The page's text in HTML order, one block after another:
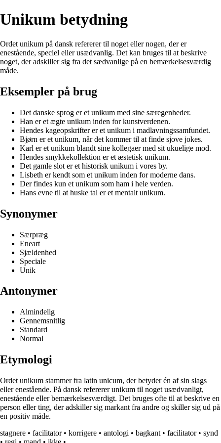
Unikum betydning
Ordet unikum på dansk refererer til noget eller nogen, der er
enestående, speciel eller usædvanlig. Det kan bruges til at beskrive
noget, der adskiller sig fra det sædvanlige på en bemærkelsesværdig
måde.
Eksempler på brug
Det danske sprog er et unikum med sine særegenheder.
Han er et ægte unikum inden for kunstverdenen.
Hendes kageopskrifter er et unikum i madlavningssamfundet.
Bjørn er et unikum, når det kommer til at finde sjove jokes.
Karl er et unikum blandt sine kollegaer med sit ukuelige mod.
Hendes smykkekollektion er et æstetisk unikum.
Det gamle slot er et historisk unikum i vores by.
Lisbeth er kendt som et unikum inden for moderne dans.
Der findes kun et unikum som ham i hele verden.
Hans evne til at huske tal er et mentalt unikum.
Synonymer
Særpræg
Eneart
Sjældenhed
Speciale
Unik
Antonymer
Almindelig
Gennemsnitlig
Standard
Normal
Etymologi
Ordet unikum stammer fra latin unicum, der betyder én af sin slags
eller enestående. På dansk refererer unikum til noget usædvanligt,
enestående eller bemærkelsesværdigt. Det bruges ofte til at beskrive en
person eller ting, der adskiller sig markant fra andre og skiller sig ud på
en positiv måde.
stagnere • facilitator• korrigere • antologi • bagkant • facilitator• synd